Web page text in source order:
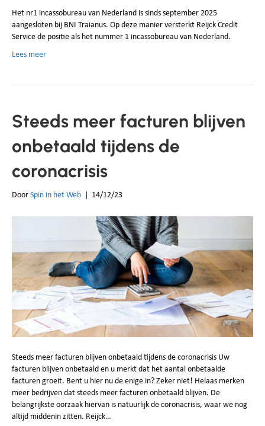
Het nr1 incassobureau van Nederland is sinds september 2025
aangesloten bij BNI Traianus. Op deze manier versterkt Reijck Credit
Service de positie als het nummer 1 incassobureau van Nederland.
Lees meer
Steeds meer facturen blijven
onbetaald tijdens de
coronacrisis
Door Spin in het Web 14/12/23
Steeds meer facturen blijven onbetaald tijdens de coronacrisis Uw
facturen blijven onbetaald en u merkt dat het aantal onbetaalde
facturen groeit. Bent u hier nu de enige in? Zeker niet! Helaas merken
meer bedrijven dat steeds meer facturen onbetaald blijven. De
belangrijkste oorzaak hiervan is natuurlijk de coronacrisis, waar we nog
altijd middenin zitten. Reijck…